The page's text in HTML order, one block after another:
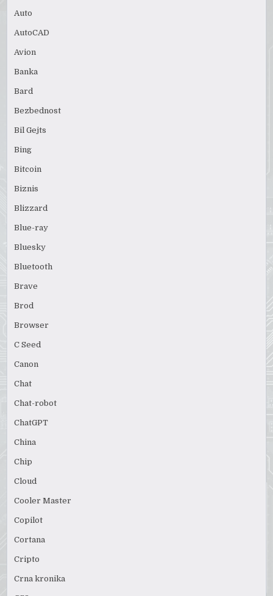
Auto
AutoCAD
Avion
Banka
Bard
Bezbednost
Bil Gejts
Bing
Bitcoin
Biznis
Blizzard
Blue-ray
Bluesky
Bluetooth
Brave
Brod
Browser
C Seed
Canon
Chat
Chat-robot
ChatGPT
China
Chip
Cloud
Cooler Master
Copilot
Cortana
Cripto
Crna kronika